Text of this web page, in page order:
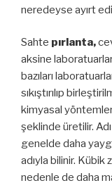
neredeyse ayırt
Sahte pırlanta,
aksine
bazıları
sıkıştırılıp
kimyasal
şeklinde üretilir.
genelde daha
adıyla bilinir. Kübik
nedenle de daha